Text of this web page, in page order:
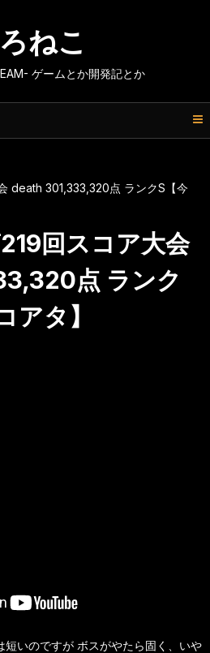
ねこ
ゲームとか開発記とか
death 301,333,320点 ランクS【今
219回スコア大会
点 ランク
アタ】
いのですが ボスがやたら固く、いや